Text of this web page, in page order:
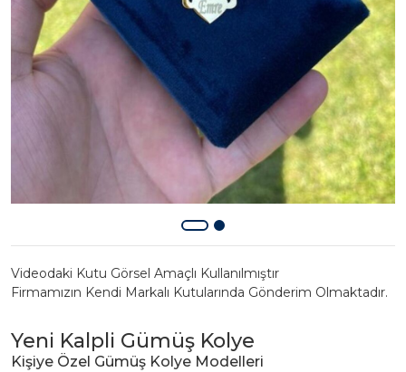
Videodaki Kutu Görsel Amaçlı Kullanılmıştır
Firmamızın Kendi Markalı Kutularında Gönderim Olmaktadır.
Yeni Kalpli Gümüş Kolye
Kişiye Özel Gümüş Kolye Modelleri